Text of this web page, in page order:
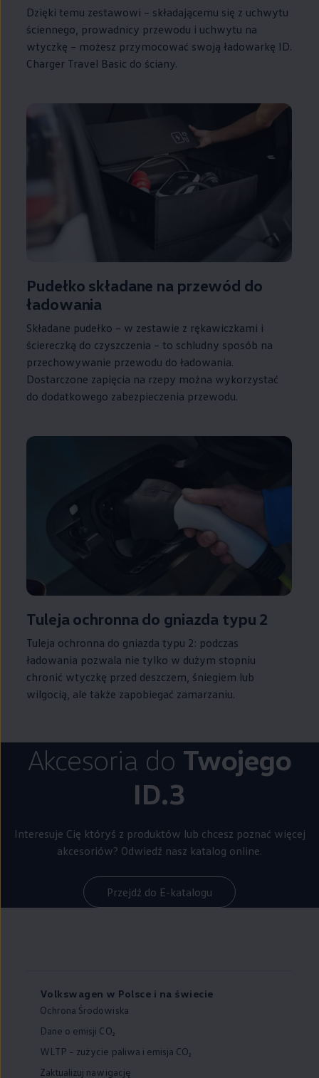
Dzięki temu zestawowi – składającemu się z uchwytu
ściennego, prowadnicy przewodu i uchwytu na
wtyczkę – możesz przymocować swoją ładowarkę ID.
Charger Travel Basic do ściany.
Pudełko składane na przewód do
ładowania
Składane pudełko – w zestawie z rękawiczkami i
ściereczką do czyszczenia – to schludny sposób na
przechowywanie przewodu do ładowania.
Dostarczone zapięcia na rzepy można wykorzystać
do dodatkowego zabezpieczenia przewodu.
Tuleja ochronna do gniazda typu 2
Tuleja ochronna do gniazda typu 2: podczas
ładowania pozwala nie tylko w dużym stopniu
chronić wtyczkę przed deszczem, śniegiem lub
wilgocią, ale także zapobiegać zamarzaniu.
Akcesoria do Twojego
ID.3
Interesuje Cię któryś z produktów lub chcesz poznać więcej
akcesoriów? Odwiedź nasz katalog online.
Przejdź do E-katalogu
Volkswagen w Polsce i na świecie
Ochrona Środowiska
Dane o emisji CO₂
WLTP – zużycie paliwa i emisja CO₂
Zaktualizuj nawigację